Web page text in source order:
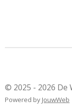
© 2025 - 2026 De
Powered by JouwWeb